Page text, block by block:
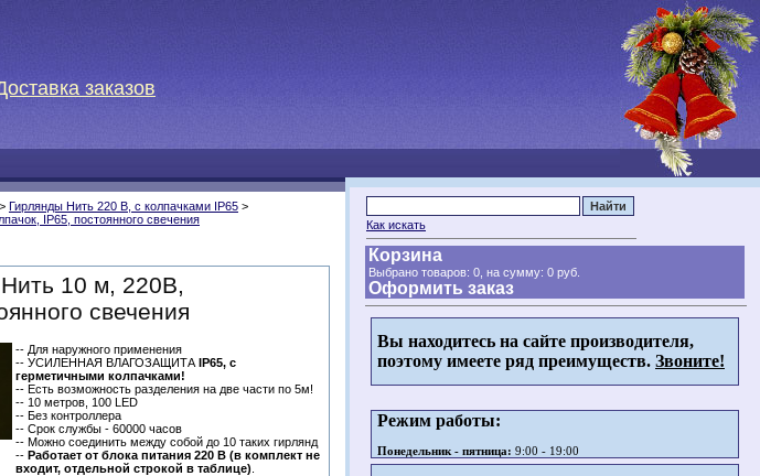
заказов
> Гирлянды Нить 220 В, с колпачками IP65 >
IP65, постоянного свечения
10 м, 220В,
свечения
-- Для наружного применения
-- УСИЛЕННАЯ ВЛАГОЗАЩИТА IP65, с
герметичными колпачками!
-- Есть возможность разделения на две части по 5м!
-- 10 метров, 100 LED
-- Без контроллера
-- Срок службы - 60000 часов
-- Можно соединить между собой до 10 таких гирлянд
-- Работает от блока питания 220 В (в комплект не
входит, отдельной строкой в таблице)
Как искать
Корзина
Выбрано товаров: 0, на сумму: 0 руб.
Оформить заказ
Вы находитесь на сайте производителя,
поэтому имеете ряд преимуществ. Звоните!
Режим работы:
Понедельник - пятница: 9:00 - 19:00